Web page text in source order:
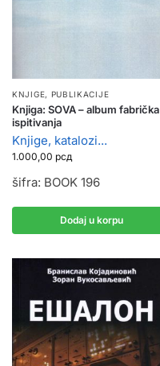
KNJIGE, PUBLIKACIJE
Knjiga: SOVA – album fabrička
ispitivanja
Knjige, katalozi...
1.000,00 рсд
šifra: BOOK 196
Dodaj u korpu